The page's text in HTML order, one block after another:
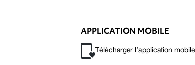
APPLICATION MOBILE
Télécharger l’application mobile